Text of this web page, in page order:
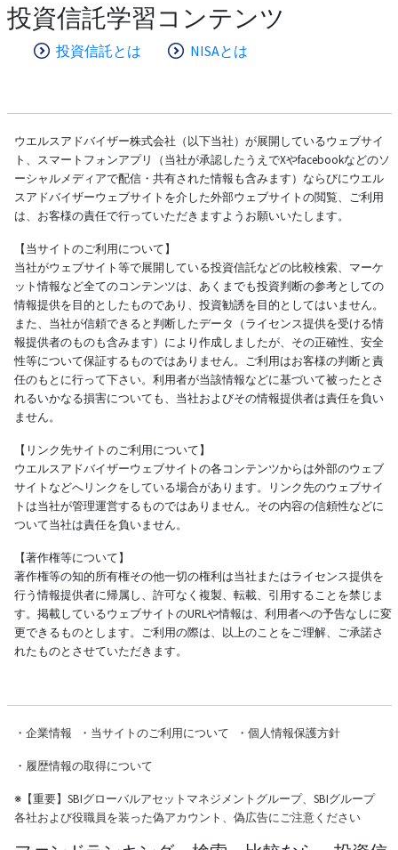
投資信託学習コンテンツ
投資信託とは NISAとは
ウエルスアドバイザー株式会社（以下当社）が展開しているウェブサイ
ト、スマートフォンアプリ（当社が承認したうえでXやfacebookなどのソ
ーシャルメディアで配信・共有された情報も含みます）ならびにウエル
スアドバイザーウェブサイトを介した外部ウェブサイトの閲覧、ご利用
は、お客様の責任で行っていただきますようお願いいたします。
【当サイトのご利用について】
当社がウェブサイト等で展開している投資信託などの比較検索、マーケ
ット情報など全てのコンテンツは、あくまでも投資判断の参考としての
情報提供を目的としたものであり、投資勧誘を目的としてはいません。
また、当社が信頼できると判断したデータ（ライセンス提供を受ける情
報提供者のものも含みます）により作成しましたが、その正確性、安全
性等について保証するものではありません。ご利用はお客様の判断と責
任のもとに行って下さい。利用者が当該情報などに基づいて被ったとさ
れるいかなる損害についても、当社およびその情報提供者は責任を負い
ません。
【リンク先サイトのご利用について】
ウエルスアドバイザーウェブサイトの各コンテンツからは外部のウェブ
サイトなどへリンクをしている場合があります。リンク先のウェブサイ
トは当社が管理運営するものではありません。その内容の信頼性などに
ついて当社は責任を負いません。
【著作権等について】
著作権等の知的所有権その他一切の権利は当社またはライセンス提供を
行う情報提供者に帰属し、許可なく複製、転載、引用することを禁じま
す。掲載しているウェブサイトのURLや情報は、利用者への予告なしに変
更できるものとします。ご利用の際は、以上のことをご理解、ご承諾さ
れたものとさせていただきます。
・ 企業情報 ・ 当サイトのご利用について ・ 個人情報保護方針
・ 履歴情報の取得について
※【重要】SBIグローバルアセットマネジメントグループ、SBIグループ
各社および役職員を装った偽アカウント、偽広告にご注意ください